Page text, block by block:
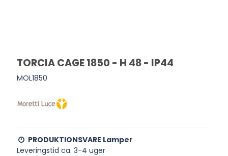
TORCIA CAGE 1850 - H 48 - IP44
MOL1850
PRODUKTIONSVARE Lamper
Leveringstid ca. 3-4 uger